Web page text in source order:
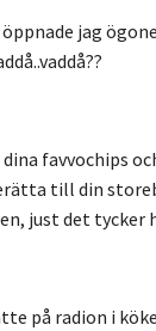
öppnade jag
dina favvochips
till din
just det tycker
på radion i